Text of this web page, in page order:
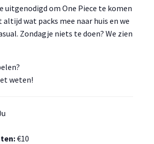
uitgenodigd om One Piece te komen
wat packs mee naar huis en we
Zondagje niets te doen? We zien
weten!
€10